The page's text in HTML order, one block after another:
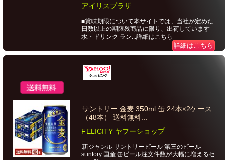
アイリスプラザ
■賞味期限について本サイトでは、当社が定めた
日数以上の期限残商品に限り、出荷しています
水・ドリンク ラン...詳細はこちら
詳細はこちら
サントリー 金麦 350ml 缶 24本×2ケース
（48本） 送料無料...
FELICITY ヤフーショップ
新ジャンル サントリービール 第三のビール
suntory 国産 缶ビール注文件数が大幅に増えるセ